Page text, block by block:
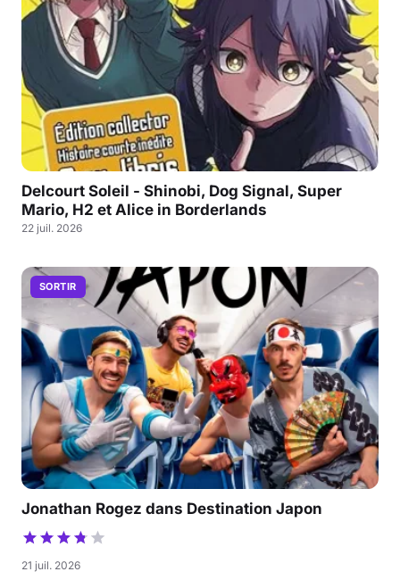
Delcourt Soleil - Shinobi, Dog Signal, Super
Mario, H2 et Alice in Borderlands
22 juil. 2026
SORTIR
Jonathan Rogez dans Destination Japon
21 juil. 2026